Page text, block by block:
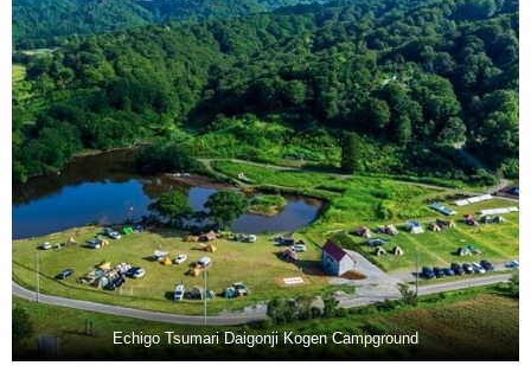
Echigo Tsumari Daigonji Kogen Campground